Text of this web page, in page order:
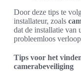
Door deze tips te
installateur, zoals
dat de installatie van
probleemloos
Tips voor het
camerabeveiliging